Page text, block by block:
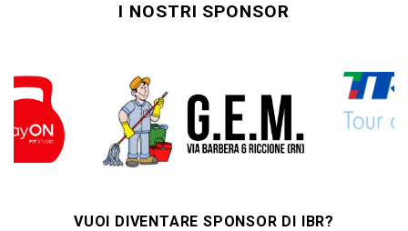
I NOSTRI SPONSOR
VUOI DIVENTARE SPONSOR DI IBR?